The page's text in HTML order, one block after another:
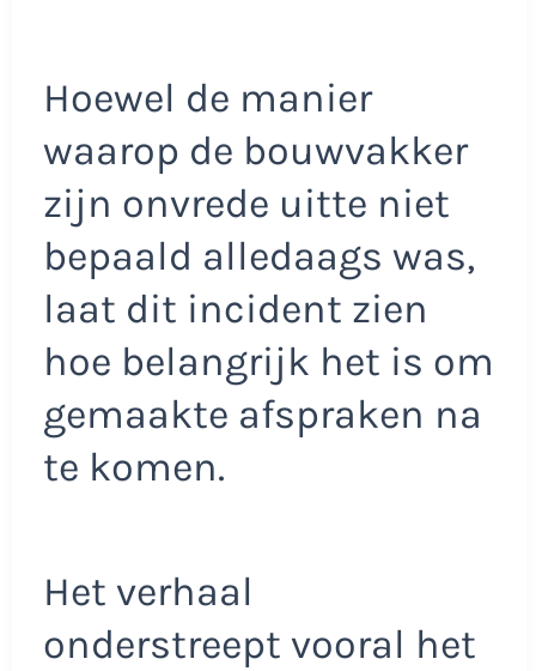
Hoewel de manier
waarop de bouwvakker
zijn onvrede uitte niet
bepaald alledaags was,
laat dit incident zien
hoe belangrijk het is om
gemaakte afspraken na
te komen.
Het verhaal
onderstreept vooral het